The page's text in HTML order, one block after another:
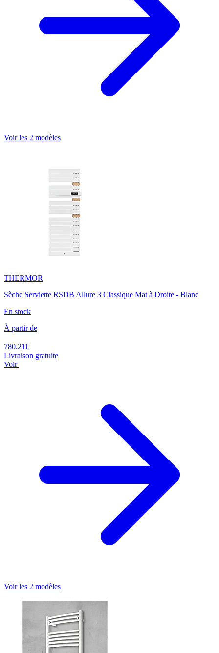
Voir les 2 modèles
THERMOR
Sèche Serviette RSDB Allure 3 Classique Mat à Droite - Blanc
En stock
À partir de
780.21€
Livraison gratuite
Voir
Voir les 2 modèles